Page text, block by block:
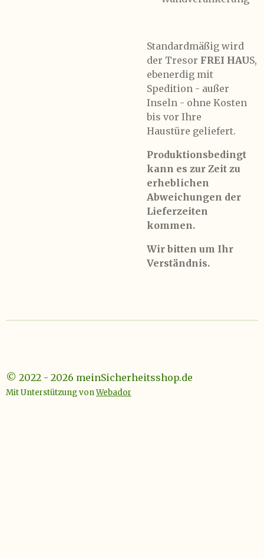
Standardmäßig wird
der Tresor FREI HAUS,
ebenerdig mit
Spedition - außer
Inseln - ohne Kosten
bis vor Ihre
Haustüre geliefert.
Produktionsbedingt
kann es zur Zeit zu
erheblichen
Abweichungen der
Lieferzeiten
kommen.
Wir bitten um Ihr
Verständnis.
© 2022 - 2026 meinSicherheitsshop.de
Mit Unterstützung vonWebador